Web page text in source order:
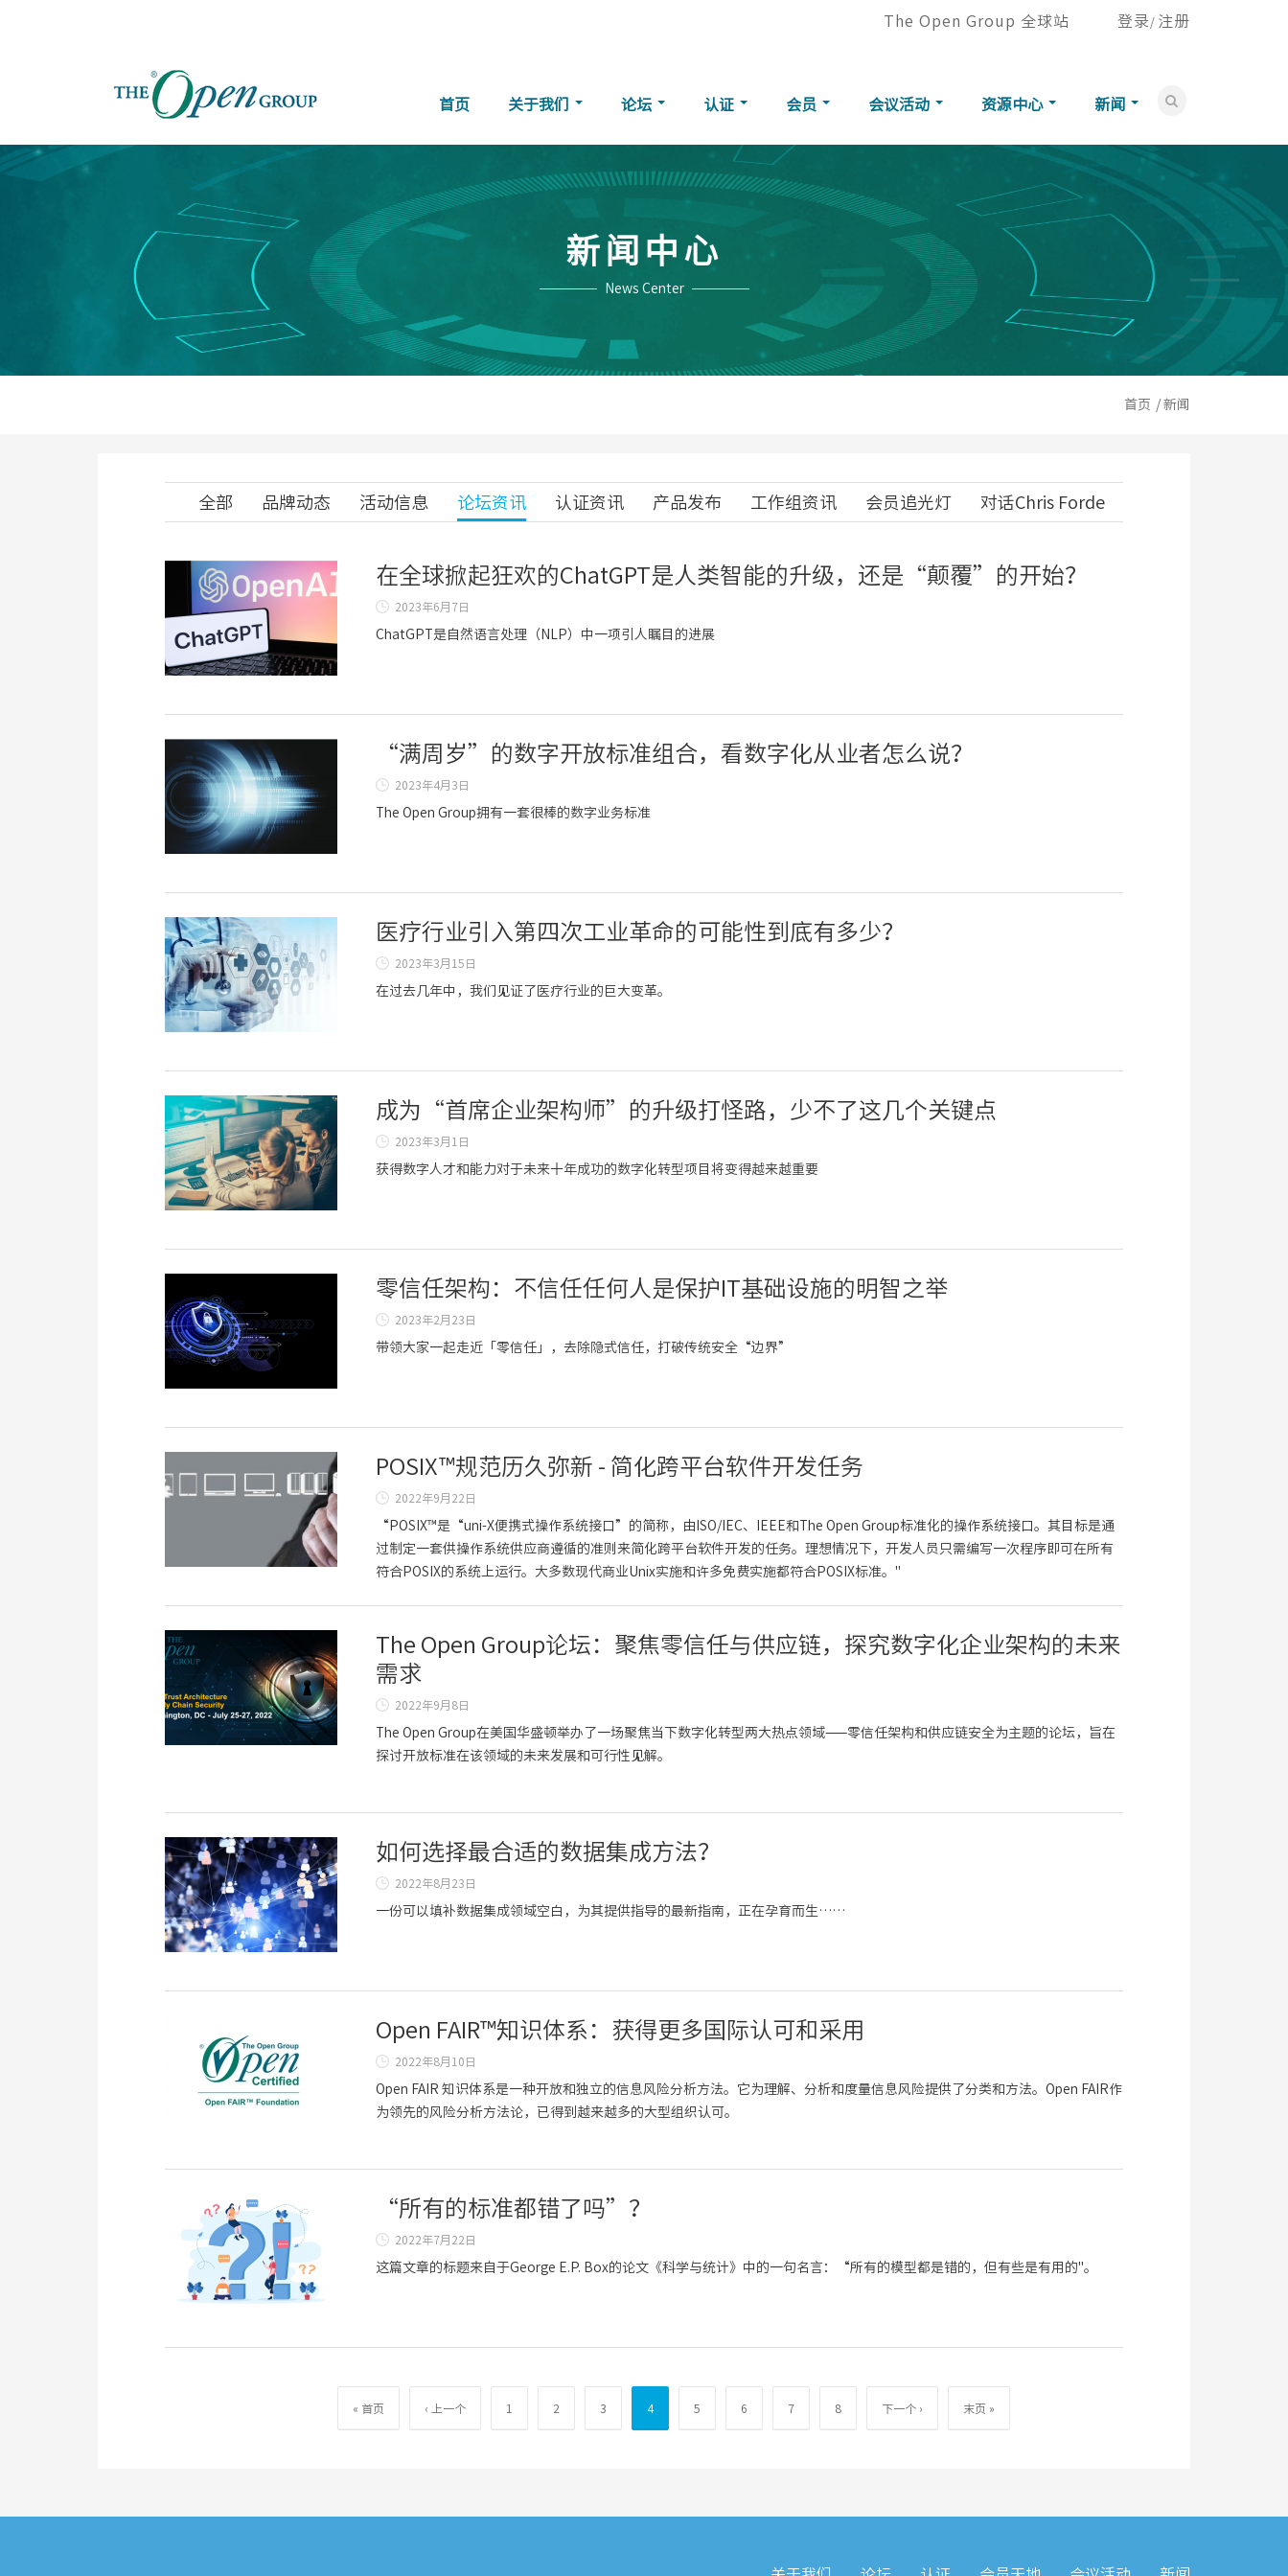
容
登录 / 注册
The Open Group 全球站
首页 关于我们 论坛 认证 会员 会议活动 资源中心 新闻
新闻中心
News Center
首页 新闻
全部 品牌动态 活动信息 论坛资讯 认证资讯 产品发布 工作组资讯 会员追光灯 对话Chris Forde
在全球掀起狂欢的ChatGPT是人类智能的升级，还是“颠覆”的开始？
2023年6月7日
ChatGPT是自然语言处理（NLP）中一项引人瞩目的进展
“满周岁”的数字开放标准组合，看数字化从业者怎么说？
2023年4月3日
The Open Group拥有一套很棒的数字业务标准
医疗行业引入第四次工业革命的可能性到底有多少？
2023年3月15日
在过去几年中，我们见证了医疗行业的巨大变革。
成为“首席企业架构师”的升级打怪路，少不了这几个关键点
2023年3月1日
获得数字人才和能力对于未来十年成功的数字化转型项目将变得越来越重要
零信任架构：不信任任何人是保护IT基础设施的明智之举
2023年2月23日
带领大家一起走近「零信任」，去除隐式信任，打破传统安全“边界”
POSIX™规范历久弥新 - 简化跨平台软件开发任务
2022年9月22日
“POSIX™是“uni-X便携式操作系统接口”的简称，由ISO/IEC、IEEE和The Open Group标准化的操作系统接口。其目标是通
过制定一套供操作系统供应商遵循的准则来简化跨平台软件开发的任务。理想情况下，开发人员只需编写一次程序即可在所有
符合POSIX的系统上运行。大多数现代商业Unix实施和许多免费实施都符合POSIX标准。"
The Open Group论坛：聚焦零信任与供应链，探究数字化企业架构的未来
需求
2022年9月8日
The Open Group在美国华盛顿举办了一场聚焦当下数字化转型两大热点领域——零信任架构和供应链安全为主题的论坛，旨在
探讨开放标准在该领域的未来发展和可行性见解。
如何选择最合适的数据集成方法？
2022年8月23日
一份可以填补数据集成领域空白，为其提供指导的最新指南，正在孕育而生……
Open FAIR™知识体系：获得更多国际认可和采用
2022年8月10日
Open FAIR 知识体系是一种开放和独立的信息风险分析方法。它为理解、分析和度量信息风险提供了分类和方法。Open FAIR作
为领先的风险分析方法论，已得到越来越多的大型组织认可。
“所有的标准都错了吗”？
2022年7月22日
这篇文章的标题来自于George E.P. Box的论文《科学与统计》中的一句名言：“所有的模型都是错的，但有些是有用的"。
首
页
« 首页
前
一
‹ 上一个 Page
1 Page
2 Page
3
当
前
4 Page
5 Page
6 Page
7 Page
8
下
一
下一个 ›
末
页
末页 »